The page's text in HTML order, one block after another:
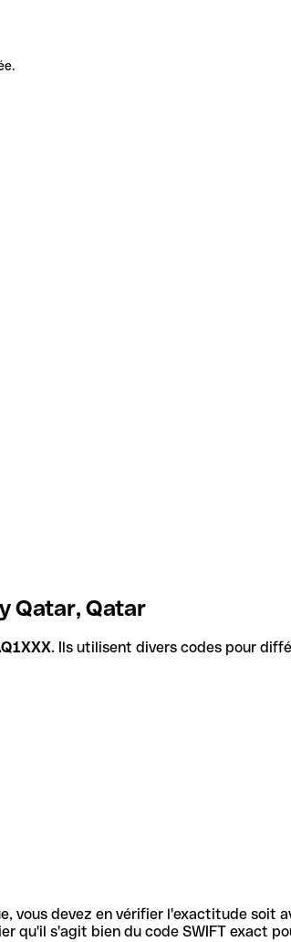
Qatar, Qatar
. Ils utilisent divers codes pour
vous devez en vérifier l'exactitude soit
qu'il s'agit bien du code SWIFT exact